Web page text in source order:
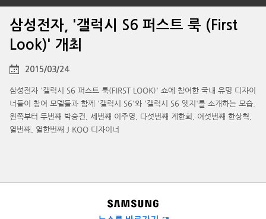
삼성전자, '갤럭시 S6 퍼스트 룩 (First
Look)' 개최
2015/03/24
삼성전자 '갤럭시 S6 퍼스트 룩(FIRST LOOK)' 쇼에 참여한 국내 유명 디자이
너들이 참여 모델들과 함께 '갤럭시 S6'와 '갤럭시 S6 엣지'를 소개하는 모습.
왼쪽부터 두번째 박승건, 세번째 이주영, 다섯번째 계한희, 여섯번째 한상혁,
열번째, 열한번째 J KOO 디자이너